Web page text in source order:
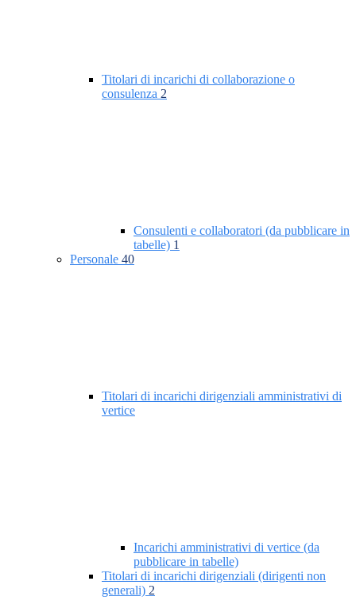
Titolari di incarichi di collaborazione o
consulenza 2
Consulenti e collaboratori (da pubblicare in
tabelle) 1
Personale 40
Titolari di incarichi dirigenziali amministrativi di
vertice
Incarichi amministrativi di vertice (da
pubblicare in tabelle)
Titolari di incarichi dirigenziali (dirigenti non
generali) 2